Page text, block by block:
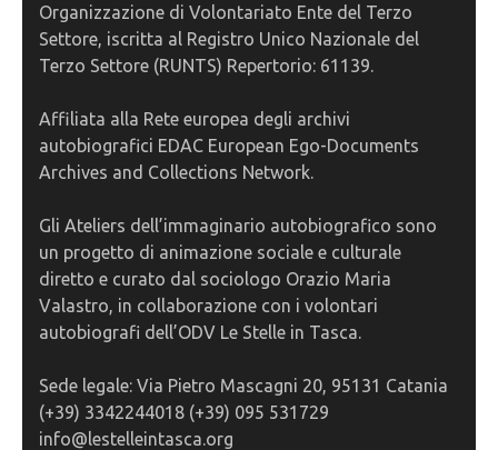
Organizzazione di Volontariato Ente del Terzo
Settore, iscritta al Registro Unico Nazionale del
Terzo Settore (RUNTS) Repertorio: 61139.
Affiliata alla Rete europea degli archivi
autobiografici EDAC European Ego-Documents
Archives and Collections Network.
Gli Ateliers dell’immaginario autobiografico sono
un progetto di animazione sociale e culturale
diretto e curato dal sociologo Orazio Maria
Valastro, in collaborazione con i volontari
autobiografi dell’ODV Le Stelle in Tasca.
Sede legale: Via Pietro Mascagni 20, 95131 Catania
(+39) 3342244018 (+39) 095 531729
info@lestelleintasca.org